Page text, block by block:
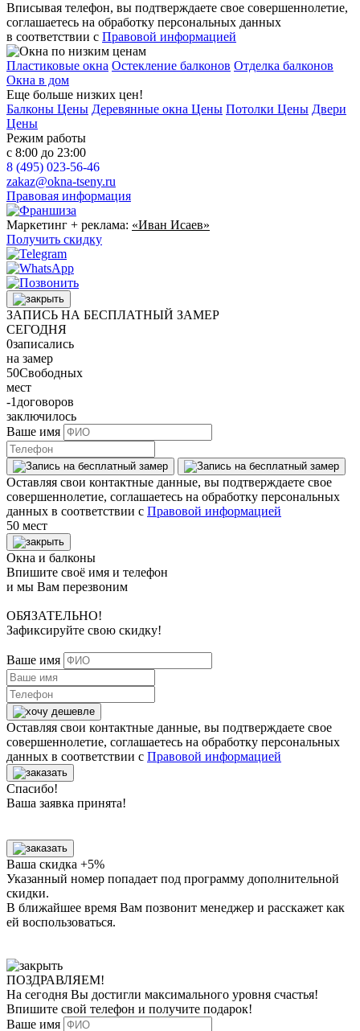
Вписывая телефон, вы подтверждаете свое совершеннолетие,
соглашаетесь на обработку персональных данных
в соответствии с Правовой информацией
Пластиковые окна Остекление балконов Отделка балконов
Окна в дом
Еще больше низких цен!
Балконы Цены Деревянные окна Цены Потолки Цены Двери
Цены
Режим работы
с 8:00 до 23:00
8 (495) 023-56-46
zakaz@okna-tseny.ru
Правовая информация
Маркетинг + реклама: «Иван Исаев»
Получить скидку
ЗАПИСЬ НА БЕСПЛАТНЫЙ ЗАМЕР
СЕГОДНЯ
0записались
на замер
50Свободных
мест
-1договоров
заключилось
Ваше имя
Оставляя свои контактные данные, вы подтверждаете свое
совершеннолетие, соглашаетесь на обработку персональных
данных в соответствии с Правовой информацией
50 мест
Окна и балконы
Впишите своё имя и телефон
и мы Вам перезвоним
ОБЯЗАТЕЛЬНО!
Зафиксируйте свою скидку!
Ваше имя
Оставляя свои контактные данные, вы подтверждаете свое
совершеннолетие, соглашаетесь на обработку персональных
данных в соответствии с Правовой информацией
Спасибо!
Ваша заявка принята!
Ваша скидка +5%
Указанный номер попадает под программу дополнительной
скидки.
В ближайшее время Вам позвонит менеджер и расскажет как
ей воспользоваться.
ПОЗДРАВЛЯЕМ!
На сегодня Вы достигли максимального уровня счастья!
Впишите свой телефон и получите подарок!
Ваше имя